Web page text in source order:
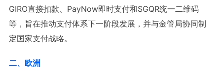
GIRO直接扣款、PayNow即时支付和SGQR统一二维码
等，旨在推动支付体系下一阶段发展，并与金管局协同制
定国家支付战略。
二、欧洲